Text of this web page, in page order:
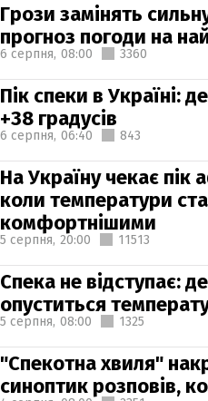
Грози замінять
прогноз погоди на
6 серпня, 08:00 3360
Пік спеки в Україні:
+38 градусів
6 серпня, 06:40 843
На Україну чекає пік
коли температури
комфортнішими
5 серпня, 20:00 11513
Спека не відступає:
опуститься
5 серпня, 08:00 1325
"Спекотна хвиля"
синоптик розповів,